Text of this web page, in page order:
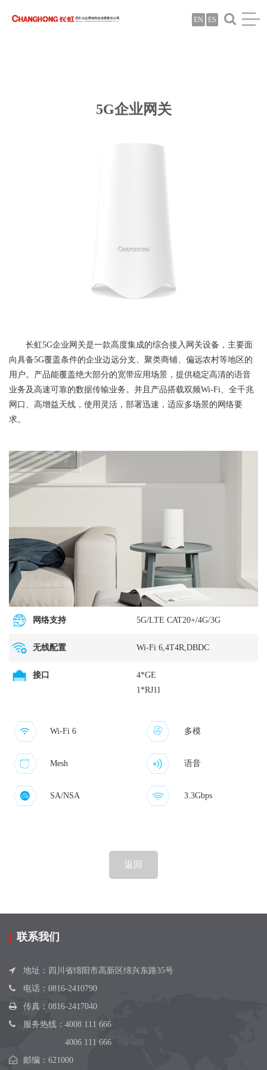
ES
EN
5G企业网关
长虹5G企业网关是一款高度集成的综合接入网关设备，主要面
向具备5G覆盖条件的企业边远分支、聚类商铺、偏远农村等地区的
用户。产品能覆盖绝大部分的宽带应用场景，提供稳定高清的语音
业务及高速可靠的数据传输业务。并且产品搭载双频Wi-Fi、全千兆
网口、高增益天线，使用灵活，部署迅速，适应多场景的网络要
求。
网络支持 5G/LTE CAT20+/4G/3G
无线配置 Wi-Fi 6,4T4R,DBDC
接口
4*GE
1*RJ11
Wi-Fi 6 多模
Mesh 语音
SA/NSA 3.3Gbps
返回
联系我们
地址：四川省绵阳市高新区绵兴东路35号
电话： 0816-2410790
传真：0816-2417040
服务热线： 4008 111 666
4006 111 666
邮编：621000